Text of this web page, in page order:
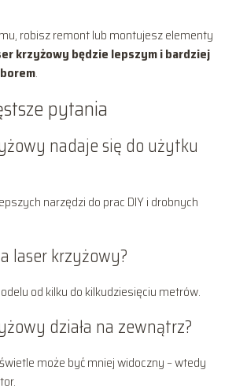
robisz remont lub montujesz elementy
krzyżowy będzie lepszym i bardziej
.
pytania
nadaje się do użytku
narzędzi do prac DIY i drobnych
laser krzyżowy?
od kilku do kilkudziesięciu metrów.
działa na zewnątrz?
może być mniej widoczny – wtedy